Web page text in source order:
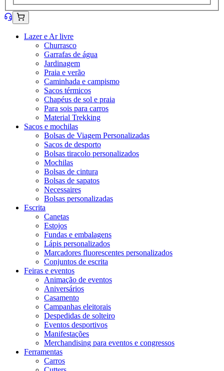
Lazer e Ar livre
Churrasco
Garrafas de água
Jardinagem
Praia e verão
Caminhada e campismo
Sacos térmicos
Chapéus de sol e praia
Para sois para carros
Material Trekking
Sacos e mochilas
Bolsas de Viagem Personalizadas
Sacos de desporto
Bolsas tiracolo personalizados
Mochilas
Bolsas de cintura
Bolsas de sapatos
Necessaires
Bolsas personalizadas
Escrita
Canetas
Estojos
Fundas e embalagens
Lápis personalizados
Marcadores fluorescentes personalizados
Conjuntos de escrita
Feiras e eventos
Animação de eventos
Aniversários
Casamento
Campanhas eleitorais
Despedidas de solteiro
Eventos desportivos
Manifestações
Merchandising para eventos e congressos
Ferramentas
Carros